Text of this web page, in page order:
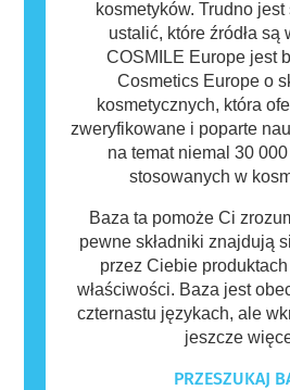
kosmetyków. Trudno
ustalić, które źródła są
COSMILE Europe jest
Cosmetics Europe o
kosmetycznych, która
zweryfikowane i poparte
na temat niemal 30
stosowanych w
Baza ta pomoże Ci
pewne składniki znajdują
przez Ciebie
właściwości. Baza jest
czternastu językach, ale
jeszcze
PRZESZUKAJ